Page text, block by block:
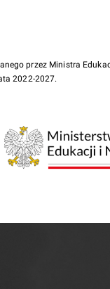
przez Ministra
2022-2027.